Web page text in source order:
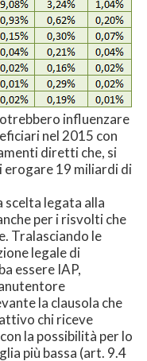
influenzare
nel 2015 con
diretti che, si
19 miliardi di
scelta legata alla
per i risvolti che
Tralasciando le
legale di
essere IAP,
la clausola che
chi riceve
la possibilità per lo
più bassa (art. 9.4